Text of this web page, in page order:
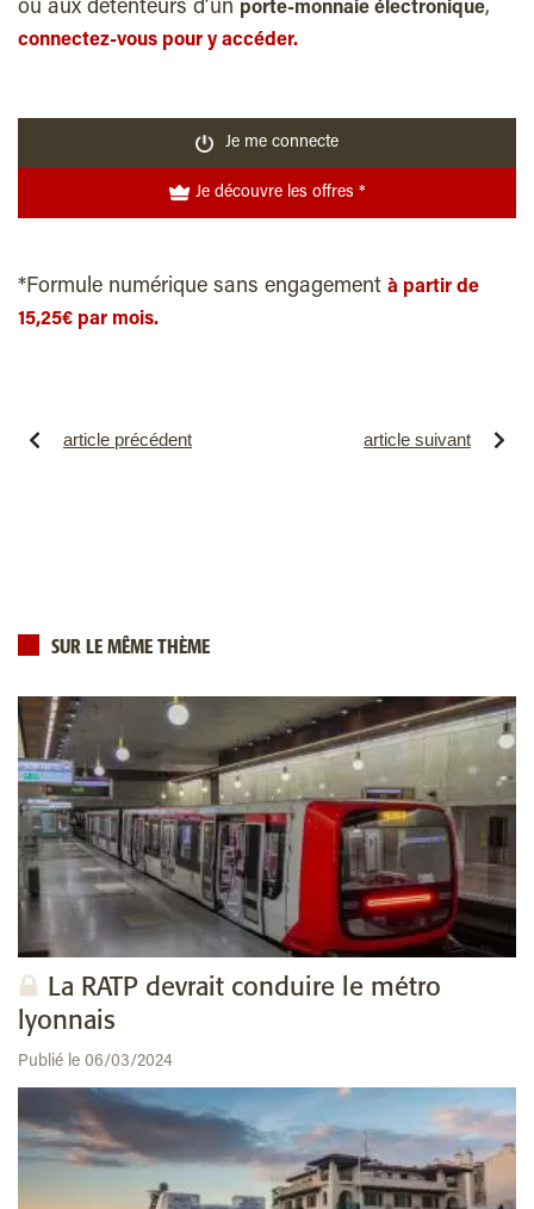
ou aux détenteurs d’un porte-monnaie électronique,
connectez-vous pour y accéder.
Je me connecte
Je découvre les offres *
*Formule numérique sans engagement à partir de
15,25€ par mois.
article précédent article suivant
SUR LE MÊME THÈME
La RATP devrait conduire le métro
lyonnais
Publié le 06/03/2024